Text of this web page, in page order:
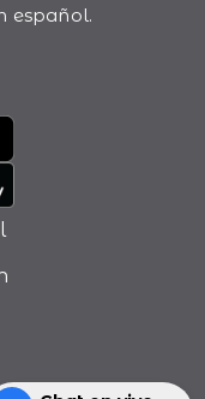
español.